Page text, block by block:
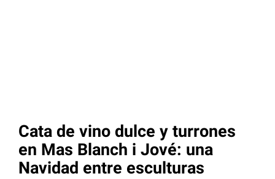
Cata de vino dulce y turrones
en Mas Blanch i Jové: una
Navidad entre esculturas